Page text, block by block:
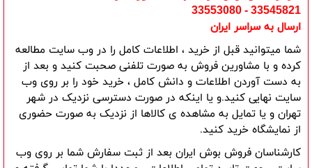
33545821 - 33553080
ارسال به سراسر ایران
از نمایشگاه خرید کنید.